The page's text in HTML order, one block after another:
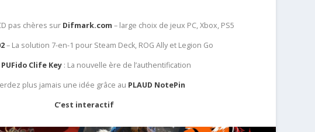
pas chères sur Difmark.com – large choix de jeux PC, Xbox, PS5
– La solution 7-en-1 pour Steam Deck, ROG Ally et Legion Go
PUFido Clife Key : La nouvelle ère de l’authentification
plus jamais une idée grâce au PLAUD NotePin
C’est interactif